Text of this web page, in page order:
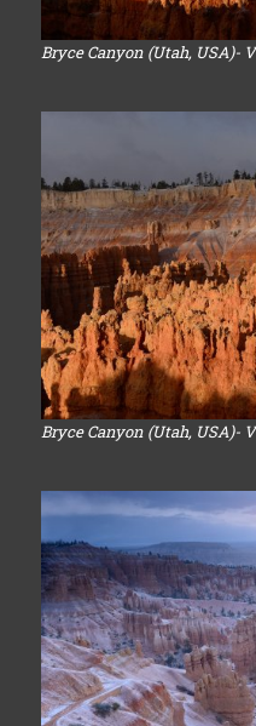
Bryce Canyon (Utah, USA)-
Bryce Canyon (Utah, USA)-